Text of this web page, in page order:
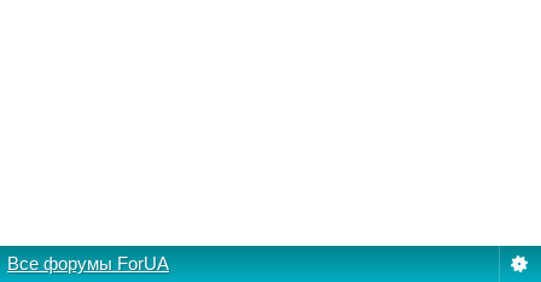
Все форумы ForUA